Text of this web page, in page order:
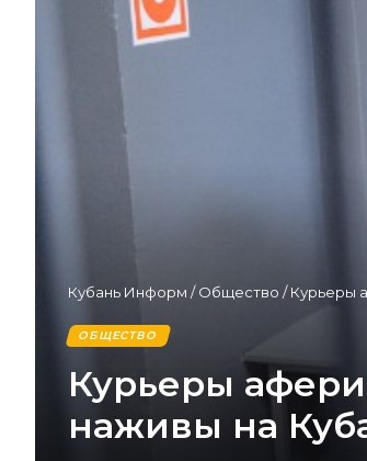
Кубань Информ /Общество /Курьеры
ОБЩЕСТВО
Курьеры
наживы на